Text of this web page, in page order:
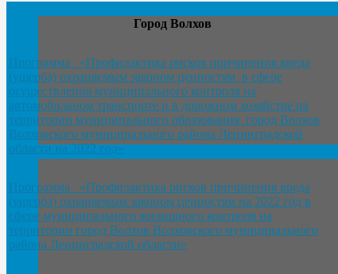
Город Волхов
Программа «Профилактика рисков причинения вреда
(ущерба) охраняемым законом ценностям в сфере
осуществления муниципального контроля на
автомобильном транспорте и в дорожном хозяйстве на
территории муниципального образования город Волхов
Волховского муниципального района Ленинградской
области на 2022 год»
Программа «Профилактика рисков причинения вреда
(ущерба) охраняемым законом ценностям на 2022 год в
сфере муниципального жилищного контроля на
территории город Волхов Волховского муниципального
района Ленинградской области»